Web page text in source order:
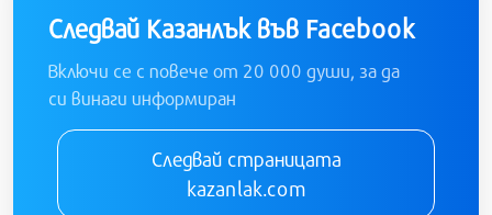
Следвай Казанлък във Facebook
Включи се с повече от 20 000 души, за да
си винаги информиран
Следвай страницата
kazanlak.com